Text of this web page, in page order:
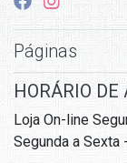
Páginas
HORÁRIO
Loja On-line
Segunda a Sexta